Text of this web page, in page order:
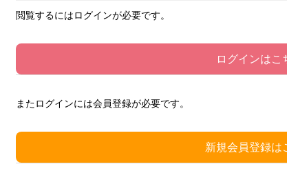
閲覧するにはログインが必要です。
ログインはこ
またログインには会員登録が必要です。
新規会員登録は